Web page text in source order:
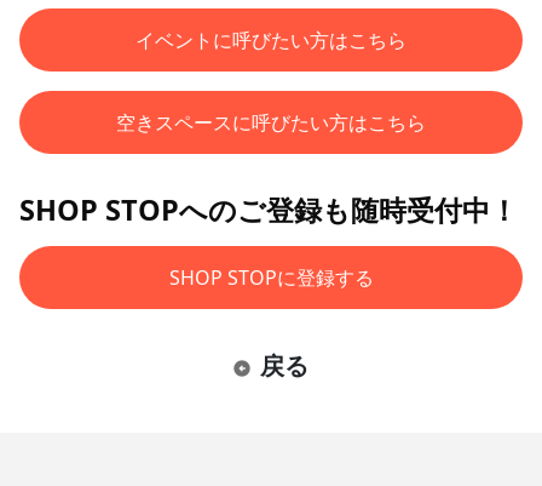
イベントに呼びたい方はこちら
空きスペースに呼びたい方はこちら
SHOP STOPへのご登録も随時受付中！
SHOP STOPに登録する
戻る